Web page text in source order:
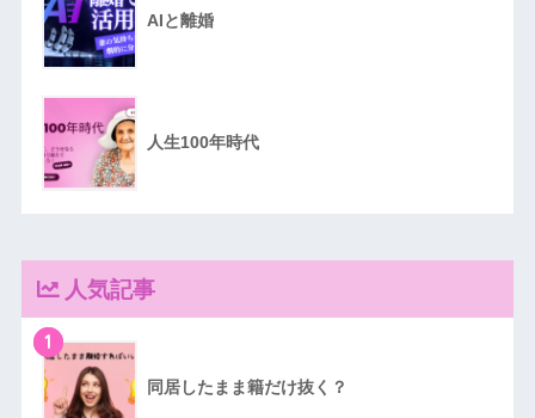
AIと離婚
人生100年時代
人気記事
1
同居したまま籍だけ抜く？